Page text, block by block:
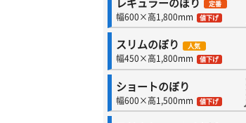
定番
幅600×高1,800mm 値下げ
スリムのぼり 人気
幅450×高1,800mm 値下げ
ショートのぼり
幅600×高1,500mm 値下げ